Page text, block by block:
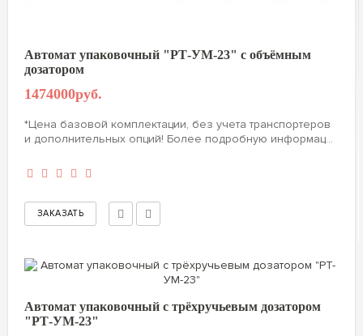
Автомат упаковочный "РТ-УМ-23" с объёмным
дозатором
1474000руб.
*Цена базовой комплектации, без учета транспортеров
и дополнительных опций! Более подробную информац...
Автомат упаковочный с трёхручьевым дозатором
"РТ-УМ-23"